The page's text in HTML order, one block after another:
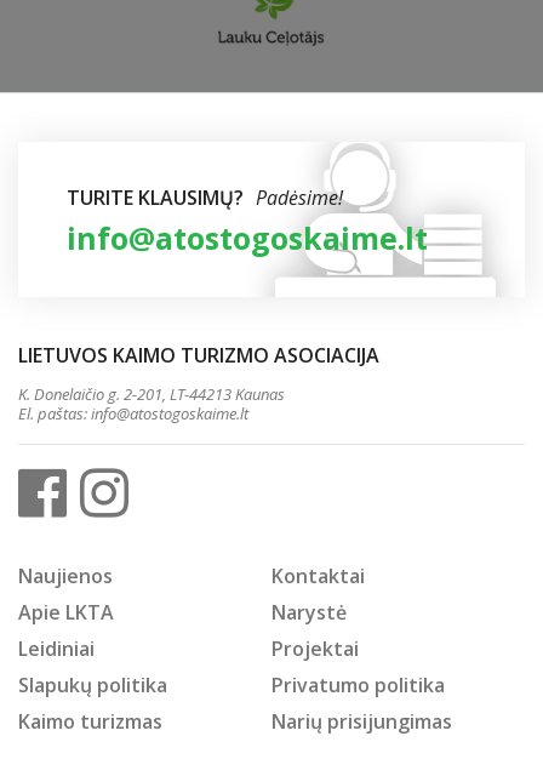
TURITE KLAUSIMŲ? Padėsime!
info@atostogoskaime.lt
LIETUVOS KAIMO TURIZMO ASOCIACIJA
K. Donelaičio g. 2-201, LT-44213 Kaunas
El. paštas:info@atostogoskaime.lt
Naujienos
Kontaktai
Apie LKTA
Narystė
Leidiniai
Projektai
Slapukų politika
Privatumo politika
Kaimo turizmas
Narių prisijungimas